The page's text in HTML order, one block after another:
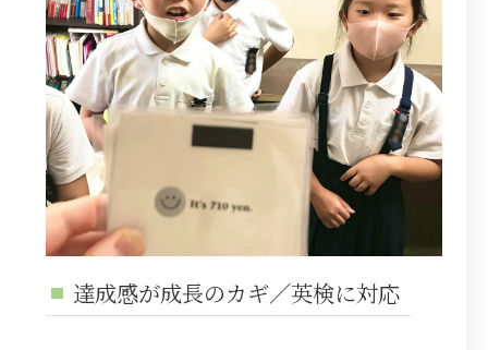
達成感が成長のカギ／英検に対応